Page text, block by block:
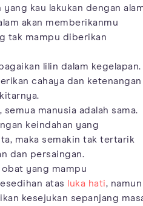
kau lakukan dengan
akan memberikanmu
tak mampu diberikan
bagaikan lilin dalam kegelapan.
cahaya dan ketenangan
semua manusia adalah sama.
keindahan yang
maka semakin tak tertarik
dan persaingan.
yang mampu
atas
luka hati, namun
kesejukan sepanjang